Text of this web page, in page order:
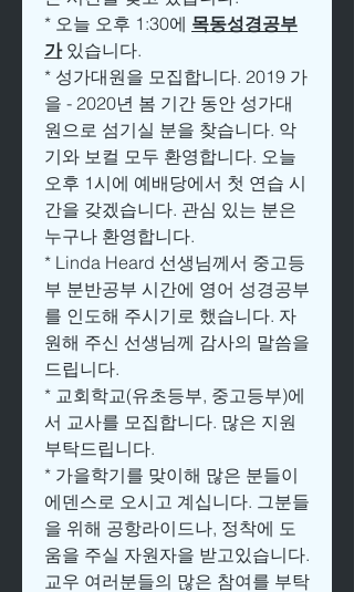
* 오늘 오후 1:30에 목동성경공부
가 있습니다.
* 성가대원을 모집합니다. 2019 가
을 - 2020년 봄 기간 동안 성가대
원으로 섬기실 분을 찾습니다. 악
기와 보컬 모두 환영합니다. 오늘
오후 1시에 예배당에서 첫 연습 시
간을 갖겠습니다. 관심 있는 분은
누구나 환영합니다.
* Linda Heard 선생님께서 중고등
부 분반공부 시간에 영어 성경공부
를 인도해 주시기로 했습니다. 자
원해 주신 선생님께 감사의 말씀을
드립니다.
* 교회학교(유초등부, 중고등부)에
서 교사를 모집합니다. 많은 지원
부탁드립니다.
* 가을학기를 맞이해 많은 분들이
에덴스로 오시고 계십니다. 그분들
을 위해 공항라이드나, 정착에 도
움을 주실 자원자을 받고있습니다.
교우 여러분들의 많은 참여를 부탁